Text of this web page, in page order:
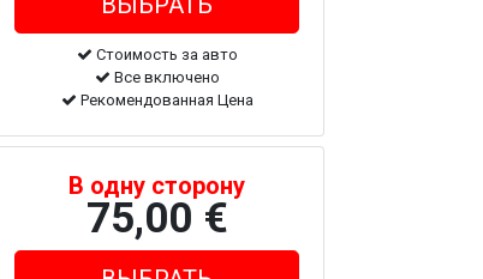
Стоимость за авто
Все включено
Рекомендованная Цена
В одну сторону
75,00 €